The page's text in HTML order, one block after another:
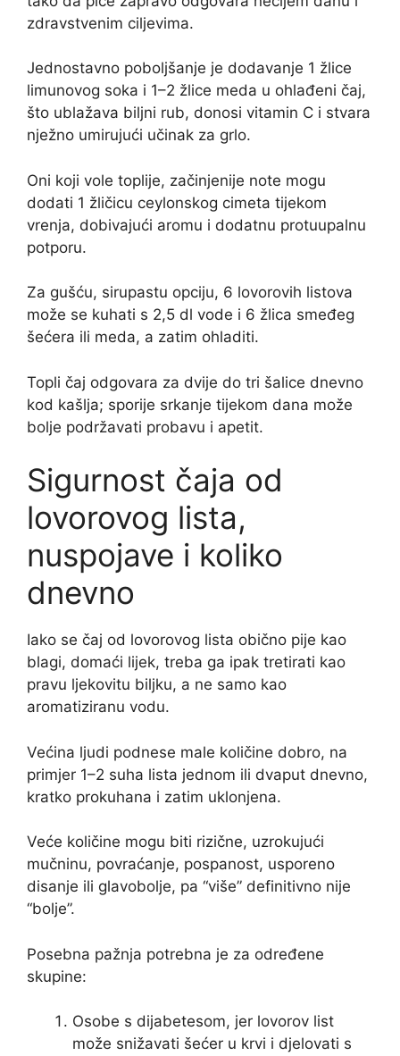
zdravstvenim ciljevima.
Jednostavno poboljšanje je dodavanje 1 žlice
limunovog soka i 1–2 žlice meda u ohlađeni čaj,
što ublažava biljni rub, donosi vitamin C i stvara
nježno umirujući učinak za grlo.
Oni koji vole toplije, začinjenije note mogu
dodati 1 žličicu ceylonskog cimeta tijekom
vrenja, dobivajući aromu i dodatnu protuupalnu
potporu.
Za gušću, sirupastu opciju, 6 lovorovih listova
može se kuhati s 2,5 dl vode i 6 žlica smeđeg
šećera ili meda, a zatim ohladiti.
Topli čaj odgovara za dvije do tri šalice dnevno
kod kašlja; sporije srkanje tijekom dana može
bolje podržavati probavu i apetit.
Sigurnost čaja od
lovorovog lista,
nuspojave i koliko
dnevno
Iako se čaj od lovorovog lista obično pije kao
blagi, domaći lijek, treba ga ipak tretirati kao
pravu ljekovitu biljku, a ne samo kao
aromatiziranu vodu.
Većina ljudi podnese male količine dobro, na
primjer 1–2 suha lista jednom ili dvaput dnevno,
kratko prokuhana i zatim uklonjena.
Veće količine mogu biti rizične, uzrokujući
mučninu, povraćanje, pospanost, usporeno
disanje ili glavobolje, pa “više” definitivno nije
“bolje”.
Posebna pažnja potrebna je za određene
skupine:
Osobe s dijabetesom, jer lovorov list
može snižavati šećer u krvi i djelovati s